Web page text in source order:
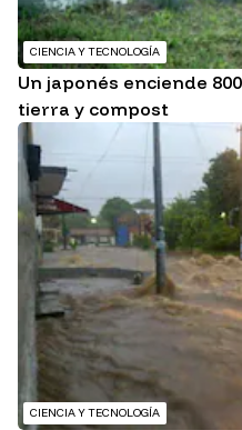
CIENCIA Y TECNOLOGÍA
Un japonés enciende
tierra y compost
CIENCIA Y TECNOLOGÍA